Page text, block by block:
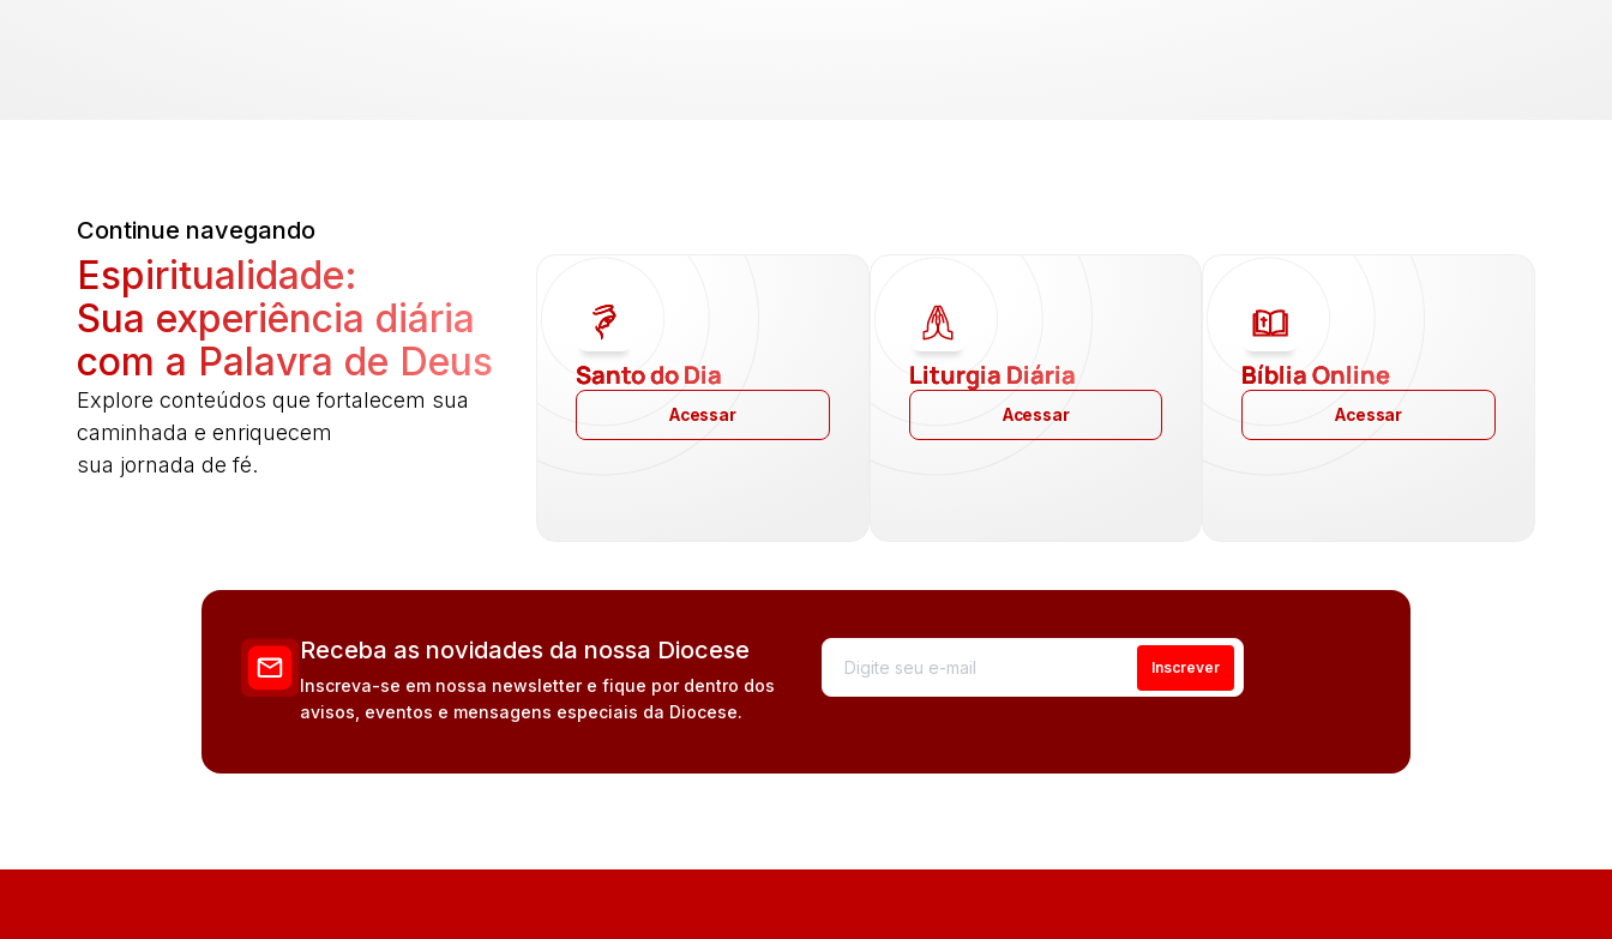
Continue navegando
Espiritualidade:
Sua experiência diária
com a Palavra de Deus
Explore conteúdos que fortalecem sua
caminhada e enriquecem
sua jornada de fé.
Santo do Dia
Acessar
Liturgia Diária
Acessar
Bíblia Online
Acessar
Receba as novidades da nossa Diocese
Inscreva-se em nossa newsletter e fique por dentro dos
avisos, eventos e mensagens especiais da Diocese.